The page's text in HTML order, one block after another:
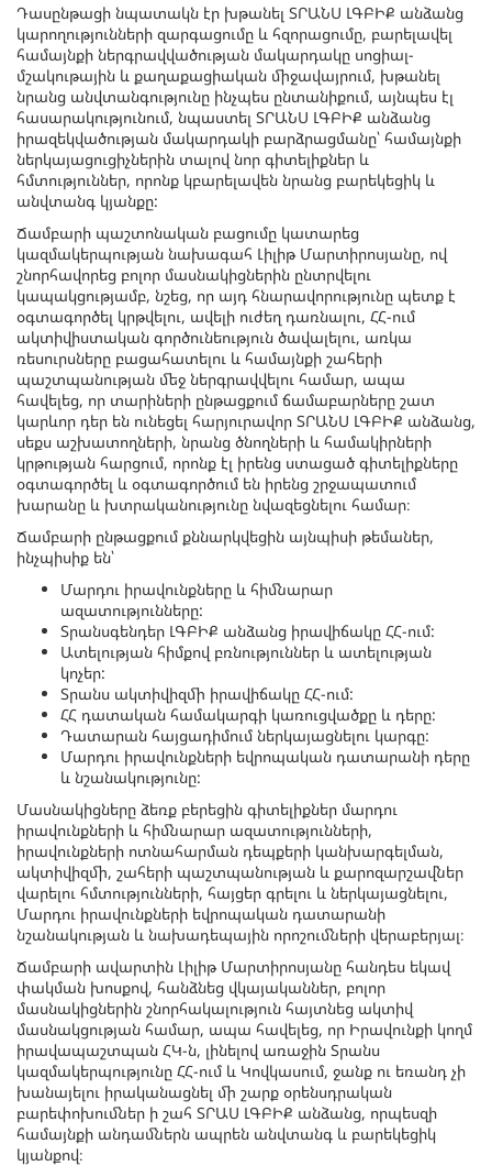
Դասընթացի նպատակն էր խթանել ՏՐԱՆՍ ԼԳԲԻՔ անձանց
կարողությունների զարգացումը և հզորացումը, բարելավել
համայնքի ներգրավվածության մակարդակը սոցիալ-
մշակութային և քաղաքացիական միջավայրում, խթանել
նրանց անվտանգությունը ինչպես ընտանիքում, այնպես էլ
հասարակությունում, նպաստել ՏՐԱՆՍ ԼԳԲԻՔ անձանց
իրազեկվածության մակարդակի բարձրացմանը՝ համայնքի
ներկայացուցիչներին տալով նոր գիտելիքներ և
հմտություններ, որոնք կբարելավեն նրանց բարեկեցիկ և
անվտանգ կյանքը:
Ճամբարի պաշտոնական բացումը կատարեց
կազմակերպության նախագահ Լիլիթ Մարտիրոսյանը, ով
շնորհավորեց բոլոր մասնակիցներին ընտրվելու
կապակցությամբ, նշեց, որ այդ հնարավորությունը պետք է
օգտագործել կրթվելու, ավելի ուժեղ դառնալու, ՀՀ-ում
ակտիվիստական գործունեություն ծավալելու, առկա
ռեսուրսները բացահատելու և համայնքի շահերի
պաշտպանության մեջ ներգրավվելու համար, ապա
հավելեց, որ տարիների ընթացքում ճամաբարները շատ
կարևոր դեր են ունեցել հարյուրավոր ՏՐԱՆՍ ԼԳԲԻՔ անձանց,
սեքս աշխատողների, նրանց ծնողների և համակիրների
կրթության հարցում, որոնք էլ իրենց ստացած գիտելիքները
օգտագործել և օգտագործում են իրենց շրջապատում
խարանը և խտրականությունը նվազեցնելու համար։
Ճամբարի ընթացքում քննարկվեցին այնպիսի թեմաներ,
ինչպիսիք են՝
Մարդու իրավունքները և հիմնարար
ազատությունները:
Տրանսգենդեր ԼԳԲԻՔ անձանց իրավիճակը ՀՀ-ում:
Ատելության հիմքով բռնություններ և ատելության
կոչեր:
Տրանս ակտիվիզմի իրավիճակը ՀՀ-ում:
ՀՀ դատական համակարգի կառուցվածքը և դերը:
Դատարան հայցադիմում ներկայացնելու կարգը:
Մարդու իրավունքների եվրոպական դատարանի դերը
և նշանակությունը:
Մասնակիցները ձեռք բերեցին գիտելիքներ մարդու
իրավունքների և հիմնարար ազատությունների,
իրավունքների ոտնահարման դեպքերի կանխարգելման,
ակտիվիզմի, շահերի պաշտպանության և քարոզարշավներ
վարելու հմտությունների, հայցեր գրելու և ներկայացնելու,
Մարդու իրավունքների եվրոպական դատարանի
նշանակության և նախադեպային որոշումների վերաբերյալ։
Ճամբարի ավարտին Լիլիթ Մարտիրոսյանը հանդես եկավ
փակման խոսքով, հանձնեց վկայականներ, բոլոր
մասնակիցներին շնորհակալություն հայտնեց ակտիվ
մասնակցության համար, ապա հավելեց, որ Իրավունքի կողմ
իրավապաշտպան ՀԿ-ն, լինելով առաջին Տրանս
կազմակերպությունը ՀՀ-ում և Կովկասում, ջանք ու եռանդ չի
խանայելու իրականացնել մի շարք օրենսդրական
բարեփոխումներ ի շահ ՏՐԱՍ ԼԳԲԻՔ անձանց, որպեսզի
համայնքի անդամներն ապրեն անվտանգ և բարեկեցիկ
կյանքով։